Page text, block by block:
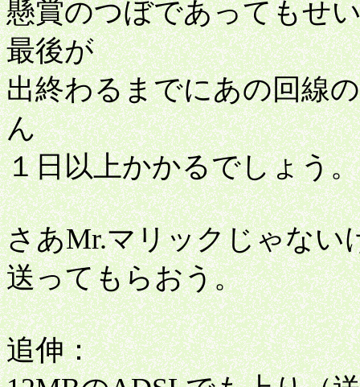
懸賞のつぼであってもせ
最後が
出終わるまでにあの回線
ん
１日以上かかるでしょう。
さあMr.マリックじゃない
送ってもらおう。
追伸：